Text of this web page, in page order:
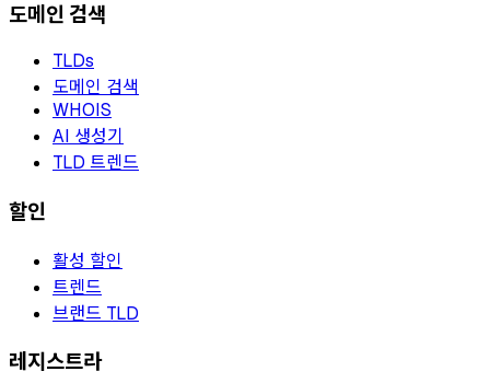
도메인 검색
TLDs
도메인 검색
WHOIS
AI 생성기
TLD 트렌드
할인
활성 할인
트렌드
브랜드 TLD
레지스트라